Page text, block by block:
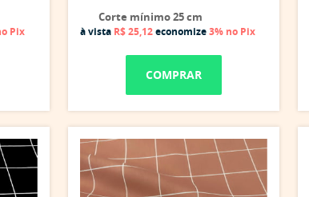
Pix
Corte mínimo 25 cm
à vista R$ 25,12economize3% no Pix
COMPRAR